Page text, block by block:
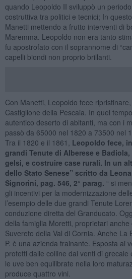
quando Leopoldo II sviluppò un
costruttiva tra politici e tecnici; In
Manetti mettendo a frutto interventi di
Maremma. Leopoldo non era tanto
fu apostrofato con il soprannome di
capelli biondi non proprio brillanti.
Con Manetti, Leopoldo fece
Castiglione della Pescaia. In quel
autentico deserto di abitanti, ma con i
passò da 65000 nel 1820 a 73500 nel
Tra il 1820 e il 1861, Leopoldo fece,
grandi Tenute di Alberese e
gelsi, e costruire case rurali. In un
dello Stato Senese” scritto da
Signorini, pag. 546, 2° parag. “ si
gli incentivi per la modernizzazione
l’esempio delle due grandi Tenute
conduzione diretta del Granducato.
della famiglia Moretti, proprietari
Suvereto della Val di Cornia. Anche La
P. è una azienda trainante. Esposta ai
protetti dalle colline dai venti di
le uve ben equilibrate nella loro
produce quattro vini.